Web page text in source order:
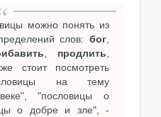
можно понять из
слов: бог,
, продлить,
стоит посмотреть
на тему
"пословицы о
о добре и зле", -